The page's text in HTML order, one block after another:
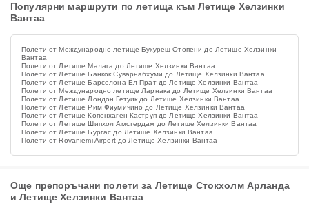
Популярни маршрути по летища към Летище Хелзинки
Вантаа
Полети от Международно летище Букурещ Отопени до Летище Хелзинки
Вантаа
Полети от Летище Малага до Летище Хелзинки Вантаа
Полети от Летище Банкок Суварнабхуми до Летище Хелзинки Вантаа
Полети от Летище Барселона Ел Прат до Летище Хелзинки Вантаа
Полети от Международно летище Ларнака до Летище Хелзинки Вантаа
Полети от Летище Лондон Гетуик до Летище Хелзинки Вантаа
Полети от Летище Рим Фиумичино до Летище Хелзинки Вантаа
Полети от Летище Копенхаген Каструп до Летище Хелзинки Вантаа
Полети от Летище Шипхол Амстердам до Летище Хелзинки Вантаа
Полети от Летище Бургас до Летище Хелзинки Вантаа
Полети от Rovaniemi Airport до Летище Хелзинки Вантаа
Още препоръчани полети за Летище Стокхолм Арланда
и Летище Хелзинки Вантаа